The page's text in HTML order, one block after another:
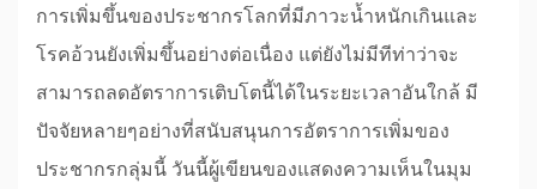
การเพิ่มขึ้นของประชากรโลกที่มีภาวะน้ำหนักเกินและ
โรคอ้วนยังเพิ่มขึ้นอย่างต่อเนื่อง แต่ยังไม่มีทีท่าว่าจะ
สามารถลดอัตราการเติบโตนี้ได้ในระยะเวลาอันใกล้ มี
ปัจจัยหลายๆอย่างที่สนับสนุนการอัตราการเพิ่มของ
ประชากรกลุ่มนี้ วันนี้ผู้เขียนของแสดงความเห็นในมุม